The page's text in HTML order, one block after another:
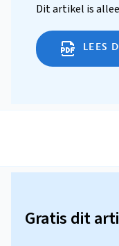
Dit artikel is
LEES
Gratis dit